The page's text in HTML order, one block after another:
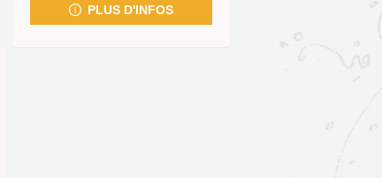
PLUS D'INFOS